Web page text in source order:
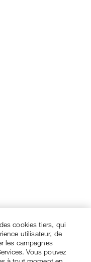
cookies tiers, qui
utilisateur, de
les campagnes
Vous pouvez